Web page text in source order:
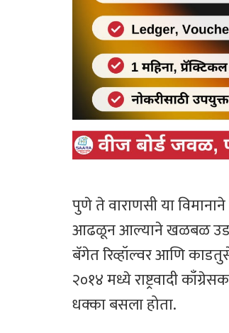
पुणे ते वाराणसी या
आढळून आल्याने खळबळ
बॅगेत रिव्हॉल्वर आणि
२०१४ मध्ये राष्ट्रवादी
धक्का बसला होता.